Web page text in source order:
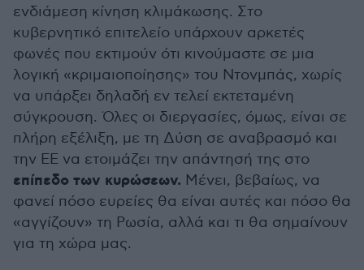
ενδιάμεση κίνηση κλιμάκωσης. Στο
κυβερνητικό επιτελείο υπάρχουν αρκετές
φωνές που εκτιμούν ότι κινούμαστε σε μια
λογική «κριμαιοποίησης» του Ντονμπάς, χωρίς
να υπάρξει δηλαδή εν τελεί εκτεταμένη
σύγκρουση. Όλες οι διεργασίες, όμως, είναι σε
πλήρη εξέλιξη, με τη Δύση σε αναβρασμό και
την ΕΕ να ετοιμάζει την απάντησή της στο
επίπεδο των κυρώσεων. Μένει, βεβαίως, να
φανεί πόσο ευρείες θα είναι αυτές και πόσο θα
«αγγίζουν» τη Ρωσία, αλλά και τι θα σημαίνουν
για τη χώρα μας.